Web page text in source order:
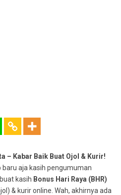
– Kabar Baik Buat Ojol & Kurir!
baru aja kasih pengumuman
kasih Bonus Hari Raya (BHR)
& kurir online. Wah, akhirnya ada